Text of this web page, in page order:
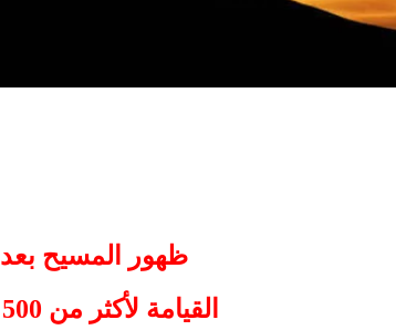
ظهور المسيح بعد
القيامة لأكثر من 500 أخ